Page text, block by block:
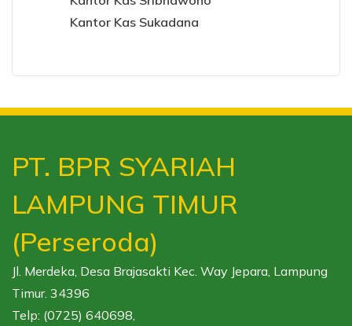
Kantor Kas Sukadana
PT. BPR SYARIAH
LAMPUNG TIMUR
(Perseroda)
Jl. Merdeka, Desa Brajasakti Kec. Way Jepara, Lampung
Timur. 34396
Telp: (0725) 640698,